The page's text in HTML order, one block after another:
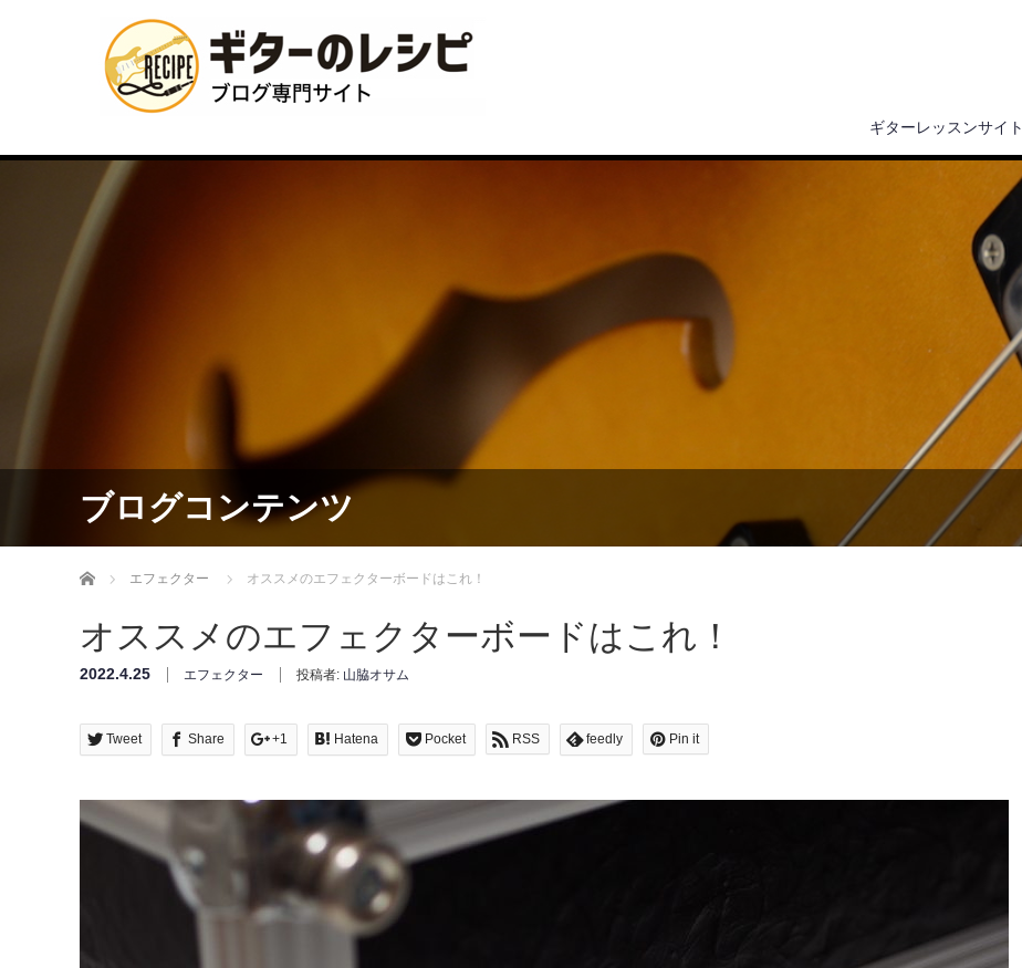
ギターレッスンサイト
ブログコンテンツ
Home エフェクター オススメのエフェクターボードはこれ！
オススメのエフェクターボードはこれ！
2022.4.25 エフェクター 投稿者: 山脇オサム
Tweet Share +1 Hatena Pocket RSS feedly Pin it